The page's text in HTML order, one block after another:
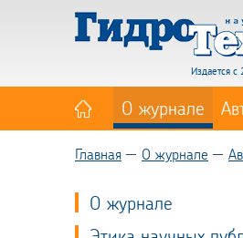
Издается с
О журнале
Главная О журнале
О журнале